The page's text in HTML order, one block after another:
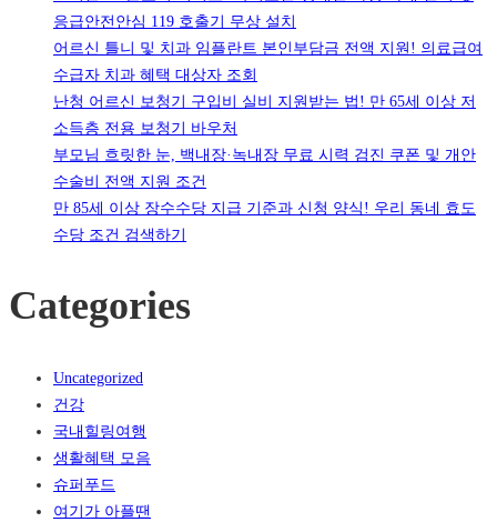
응급안전안심 119 호출기 무상 설치
어르신 틀니 및 치과 임플란트 본인부담금 전액 지원! 의료급여
수급자 치과 혜택 대상자 조회
난청 어르신 보청기 구입비 실비 지원받는 법! 만 65세 이상 저
소득층 전용 보청기 바우처
부모님 흐릿한 눈, 백내장·녹내장 무료 시력 검진 쿠폰 및 개안
수술비 전액 지원 조건
만 85세 이상 장수수당 지급 기준과 신청 양식! 우리 동네 효도
수당 조건 검색하기
Categories
Uncategorized
건강
국내힐링여행
생활혜택 모음
슈퍼푸드
여기가 아플땐